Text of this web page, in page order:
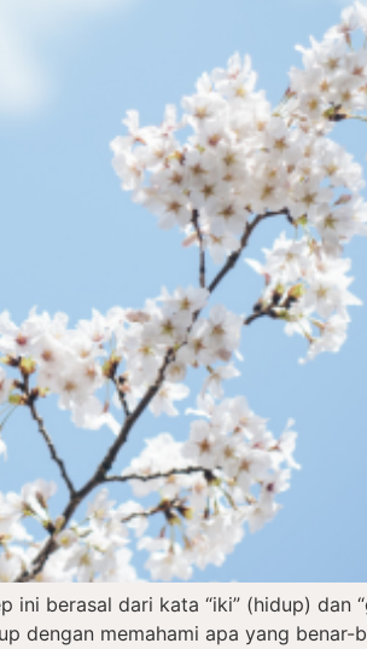
ini berasal dari kata “iki” (hidup) dan
dengan memahami apa yang benar-